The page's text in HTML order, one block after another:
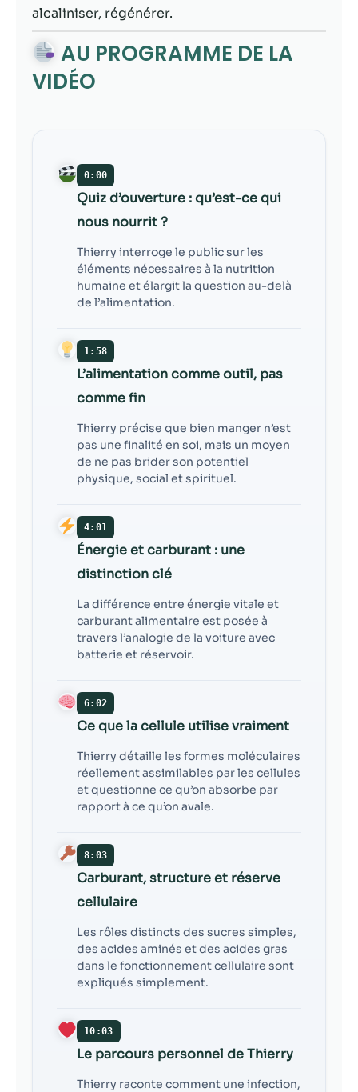
alcaliniser, régénérer.
AU PROGRAMME DE LA
VIDÉO
0:00
Quiz d’ouverture : qu’est-ce qui
nous nourrit ?
Thierry interroge le public sur les
éléments nécessaires à la nutrition
humaine et élargit la question au-delà
de l’alimentation.
1:58
L’alimentation comme outil, pas
comme fin
Thierry précise que bien manger n’est
pas une finalité en soi, mais un moyen
de ne pas brider son potentiel
physique, social et spirituel.
4:01
Énergie et carburant : une
distinction clé
La différence entre énergie vitale et
carburant alimentaire est posée à
travers l’analogie de la voiture avec
batterie et réservoir.
6:02
Ce que la cellule utilise vraiment
Thierry détaille les formes moléculaires
réellement assimilables par les cellules
et questionne ce qu’on absorbe par
rapport à ce qu’on avale.
8:03
Carburant, structure et réserve
cellulaire
Les rôles distincts des sucres simples,
des acides aminés et des acides gras
dans le fonctionnement cellulaire sont
expliqués simplement.
10:03
Le parcours personnel de Thierry
Thierry raconte comment une infection,
offres
personnalisés.